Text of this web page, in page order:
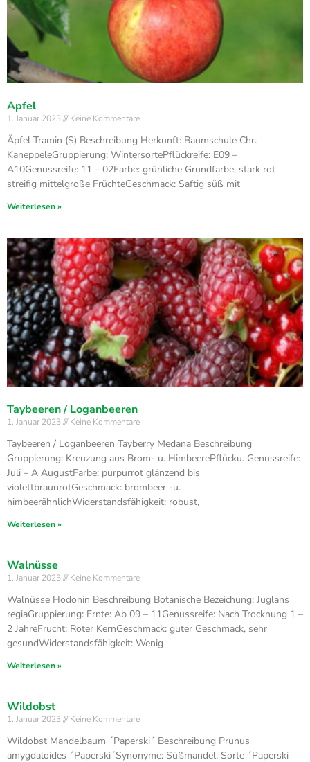
Apfel
1. Januar 2023 Keine Kommentare
Äpfel Tramin (S) Beschreibung Herkunft: Baumschule Chr.
KaneppeleGruppierung: WintersortePflückreife: E09 –
A10Genussreife: 11 – 02Farbe: grünliche Grundfarbe, stark rot
streifig mittelgroße FrüchteGeschmack: Saftig süß mit
Weiterlesen »
Taybeeren / Loganbeeren
1. Januar 2023 Keine Kommentare
Taybeeren / Loganbeeren Tayberry Medana Beschreibung
Gruppierung: Kreuzung aus Brom- u. HimbeerePflücku. Genussreife:
Juli – A AugustFarbe: purpurrot glänzend bis
violettbraunrotGeschmack: brombeer -u.
himbeerähnlichWiderstandsfähigkeit: robust,
Weiterlesen »
Walnüsse
1. Januar 2023 Keine Kommentare
Walnüsse Hodonin Beschreibung Botanische Bezeichung: Juglans
regiaGruppierung: Ernte: Ab 09 – 11Genussreife: Nach Trocknung 1 –
2 JahreFrucht: Roter KernGeschmack: guter Geschmack, sehr
gesundWiderstandsfähigkeit: Wenig
Weiterlesen »
Wildobst
1. Januar 2023 Keine Kommentare
Wildobst Mandelbaum ´Paperski´ Beschreibung Prunus
amygdaloides ´Paperski´Synonyme: Süßmandel, Sorte ´Paperski